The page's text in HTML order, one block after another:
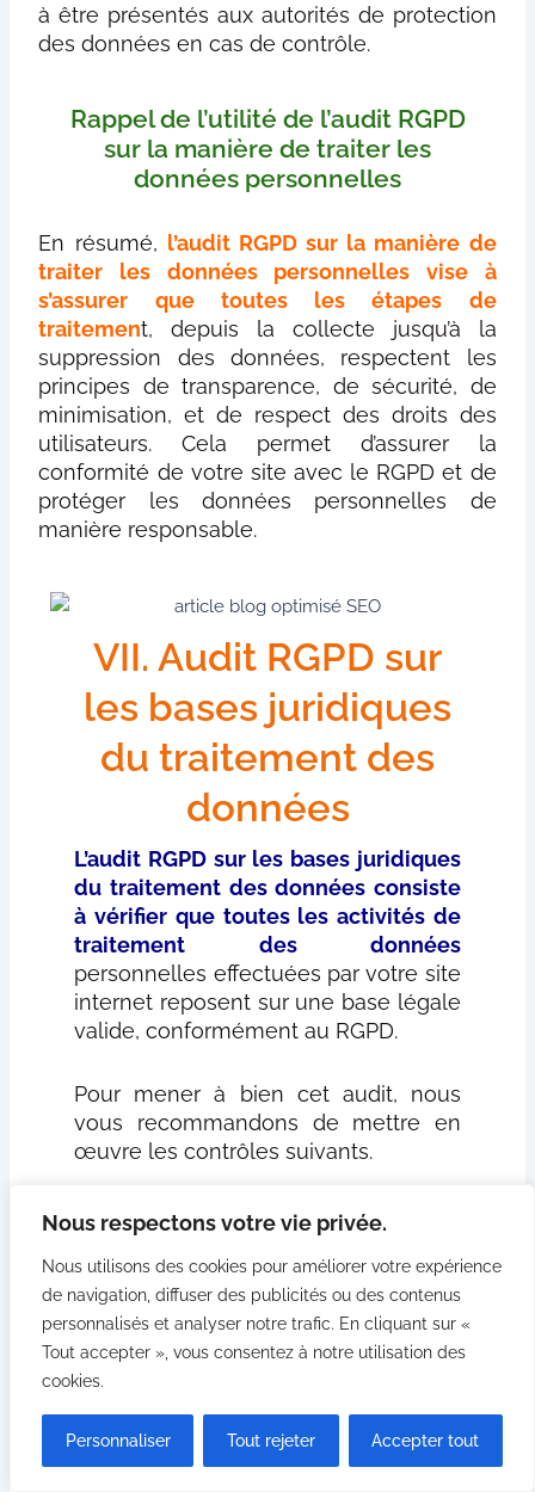
Nous respectons votre vie privée.
Nous utilisons des cookies pour améliorer votre expérience
de navigation, diffuser des publicités ou des contenus
personnalisés et analyser notre trafic. En cliquant sur «
Tout accepter », vous consentez à notre utilisation des
cookies.
Personnaliser Tout rejeter Accepter tout
à être présentés aux autorités de protection
des données en cas de contrôle.
Rappel de l’utilité de l’audit RGPD
sur la manière de traiter les
données personnelles
En résumé, l’audit RGPD sur la manière de
traiter les données personnelles vise à
s’assurer que toutes les étapes de
traitement, depuis la collecte jusqu’à la
suppression des données, respectent les
principes de transparence, de sécurité, de
minimisation, et de respect des droits des
utilisateurs. Cela permet d’assurer la
conformité de votre site avec le RGPD et de
protéger les données personnelles de
manière responsable.
VII. Audit RGPD sur
les bases juridiques
du traitement des
données
L’audit RGPD sur les bases juridiques
du traitement des données consiste
à vérifier que toutes les activités de
traitement des données
personnelles effectuées par votre site
internet reposent sur une base légale
valide, conformément au RGPD.
Pour mener à bien cet audit, nous
vous recommandons de mettre en
œuvre les contrôles suivants.
Contrôle du
consentement de
l'utilisateur
Comme évoqué ci-dessus, c’est
pour le traitement des données. Le
consentement doit être libre,